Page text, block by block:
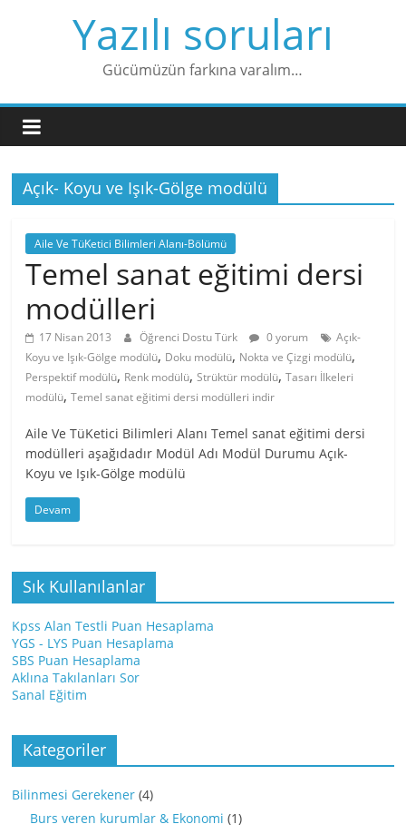
Yazılı soruları
Gücümüzün farkına varalım…
Açık- Koyu ve Işık-Gölge modülü
Aile Ve TüKetici Bilimleri Alanı-Bölümü
Temel sanat eğitimi dersi
modülleri
17 Nisan 2013 Öğrenci Dostu Türk 0 yorum
Açık-
Koyu ve Işık-Gölge modülü, Doku modülü, Nokta ve Çizgi modülü,
Perspektif modülü, Renk modülü,Strüktür modülü,Tasarı İlkeleri
modülü,Temel sanat eğitimi dersi modülleri indir
Aile Ve TüKetici Bilimleri Alanı Temel sanat eğitimi dersi
modülleri aşağıdadır Modül Adı Modül Durumu Açık-
Koyu ve Işık-Gölge modülü
Devam
Sık Kullanılanlar
Kpss Alan Testli Puan Hesaplama
YGS - LYS Puan Hesaplama
SBS Puan Hesaplama
Aklına Takılanları Sor
Sanal Eğitim
Kategoriler
Bilinmesi Gerekener (4)
Burs veren kurumlar & Ekonomi (1)